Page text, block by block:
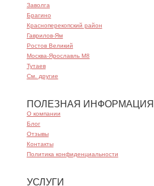
Заволга
Брагино
Красноперекопский район
Гаврилов-Ям
Ростов Великий
Москва-Ярославль М8
Тутаев
См. другие
ПОЛЕЗНАЯ ИНФОРМАЦИЯ
О компании
Блог
Отзывы
Контакты
Политика конфиденциальности
УСЛУГИ